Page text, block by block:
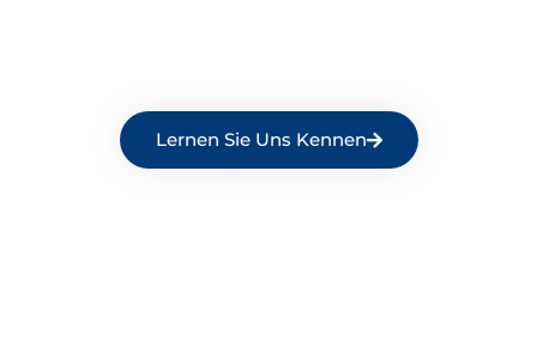
Lernen Sie Uns Kennen